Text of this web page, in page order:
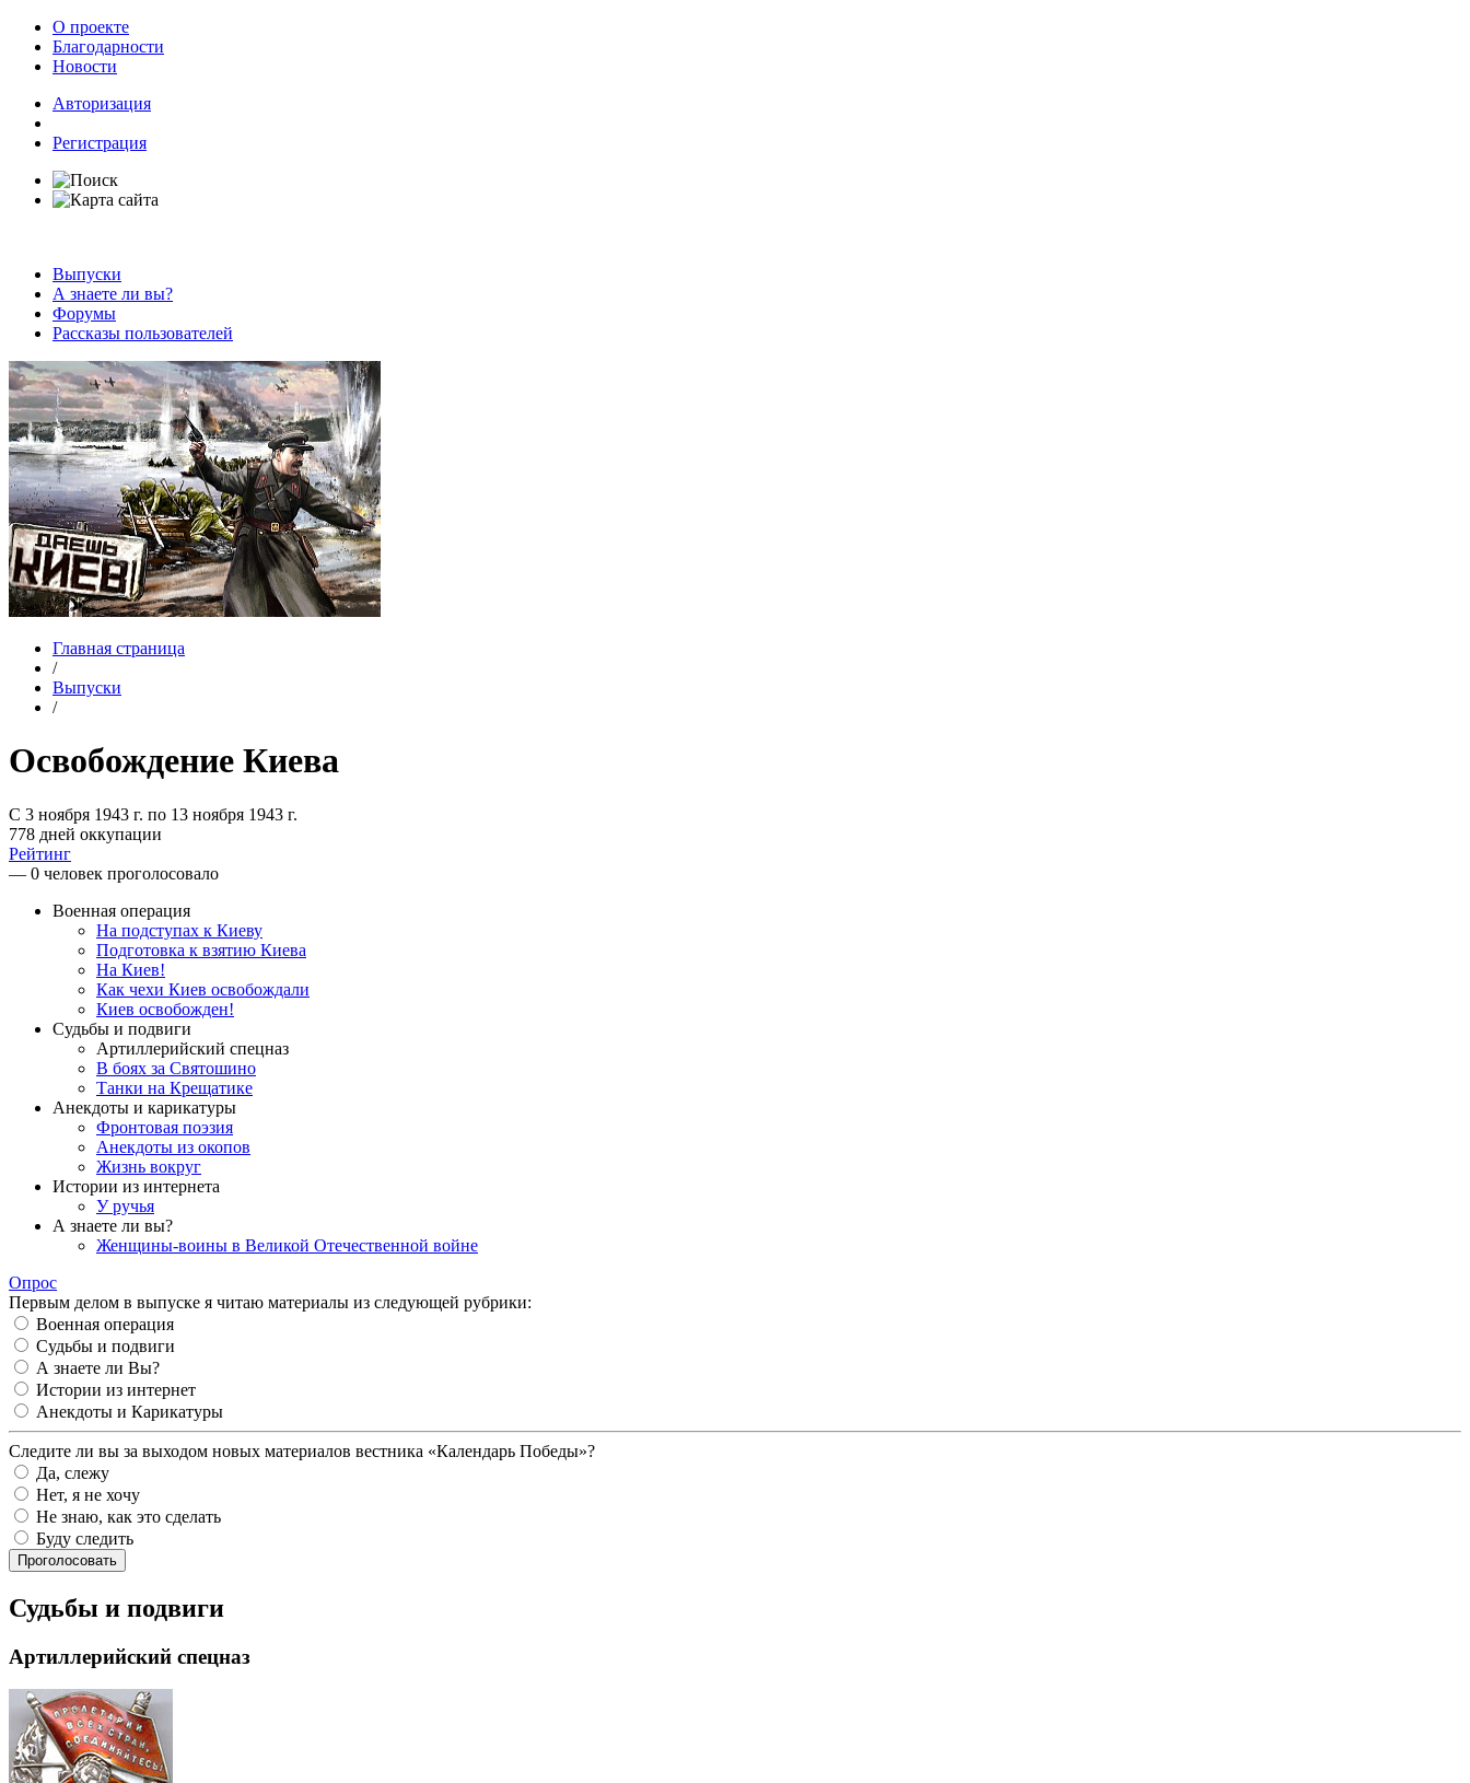
О проекте
Благодарности
Новости
Авторизация
Регистрация
Выпуски
А знаете ли вы?
Форумы
Рассказы пользователей
Главная страница
/
Выпуски
/
Освобождение Киева
С 3 ноября 1943 г. по 13 ноября 1943 г.
778 дней оккупации
Рейтинг
— 0 человек проголосовало
Военная операция
На подступах к Киеву
Подготовка к взятию Киева
На Киев!
Как чехи Киев освобождали
Киев освобожден!
Судьбы и подвиги
Артиллерийский спецназ
В боях за Святошино
Танки на Крещатике
Анекдоты и карикатуры
Фронтовая поэзия
Анекдоты из окопов
Жизнь вокруг
Истории из интернета
У ручья
А знаете ли вы?
Женщины-воины в Великой Отечественной войне
Опрос
Первым делом в выпуске я читаю материалы из следующей рубрики:
Военная операция
Судьбы и подвиги
А знаете ли Вы?
Истории из интернет
Анекдоты и Карикатуры
Следите ли вы за выходом новых материалов вестника «Календарь Победы»?
Да, слежу
Нет, я не хочу
Не знаю, как это сделать
Буду следить
Проголосовать
Судьбы и подвиги
Артиллерийский спецназ